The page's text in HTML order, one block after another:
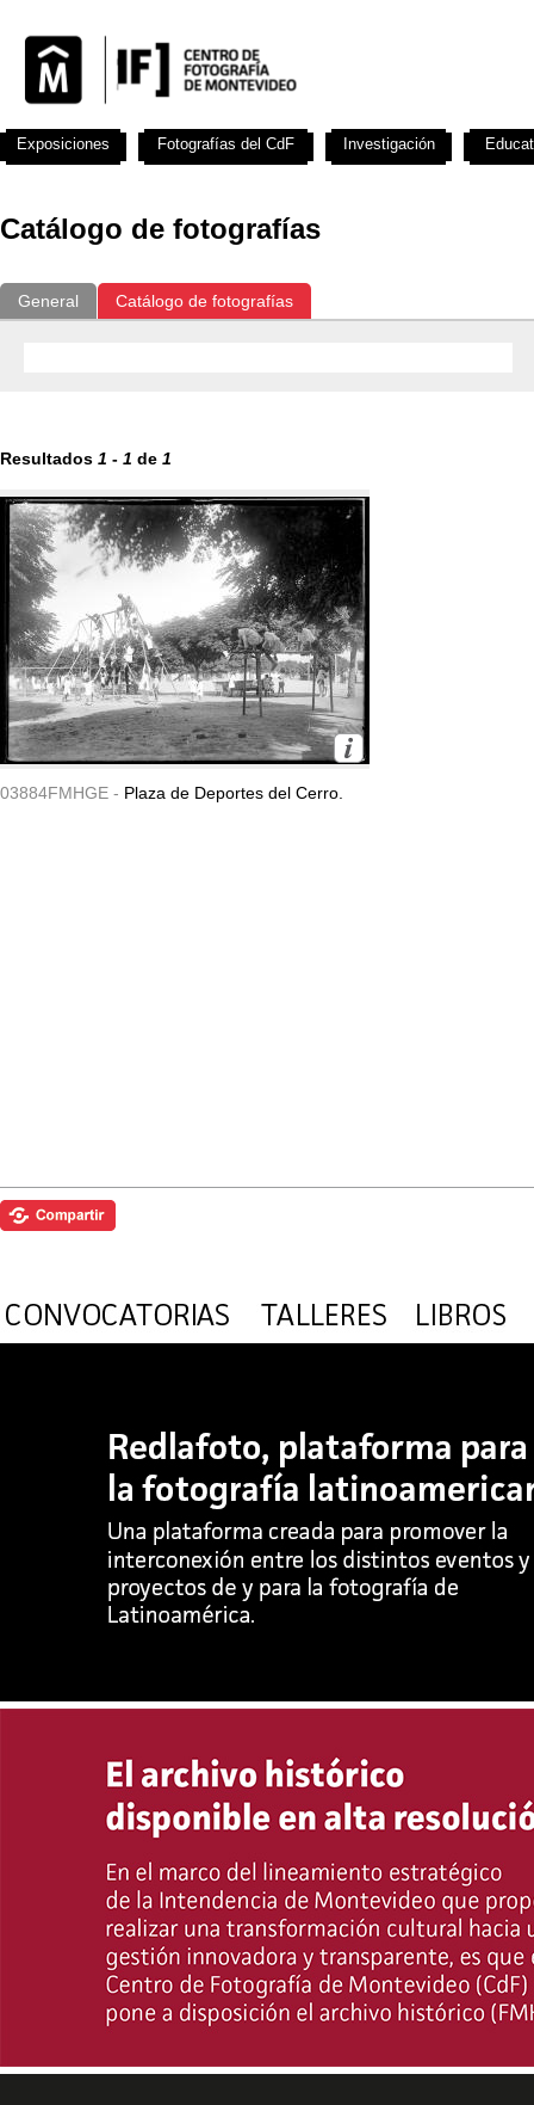
Catálogo de fotografías
General Catálogo de fotografías
Resultados 1 - 1 de 1
03884FMHGE - Plaza de Deportes del Cerro.
Exposiciones Fotografías del CdF Investigación